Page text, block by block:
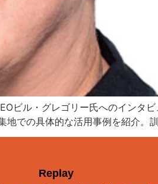
ビル・グレゴリー氏へのインタ
での具体的な活用事例を紹介。
Replay